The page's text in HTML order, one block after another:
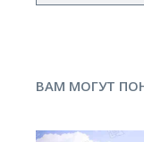
ВАМ МОГУТ